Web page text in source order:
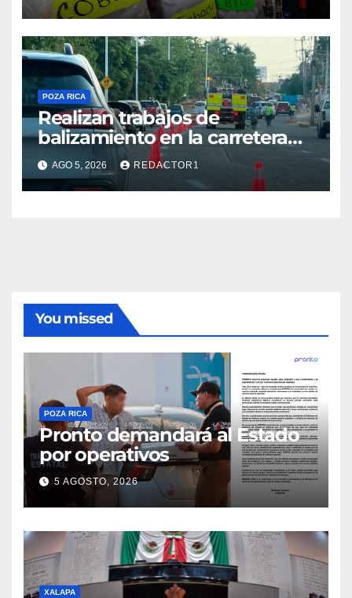
POZA RICA
Realizan trabajos de
balizamiento en la carretera
Poza Rica–Cazones
AGO 5, 2026 REDACTOR1
You missed
POZA RICA
Pronto demandará al Estado
por operativos
5 AGOSTO, 2026
XALAPA